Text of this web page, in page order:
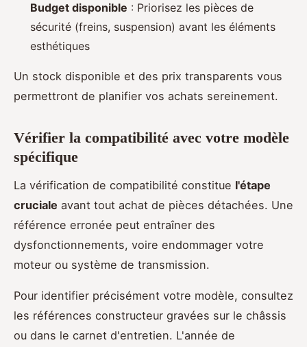
Budget disponible : Priorisez les pièces de
sécurité (freins, suspension) avant les éléments
esthétiques
Un stock disponible et des prix transparents vous
permettront de planifier vos achats sereinement.
Vérifier la compatibilité avec votre modèle
spécifique
La vérification de compatibilité constitue l'étape
cruciale avant tout achat de pièces détachées. Une
référence erronée peut entraîner des
dysfonctionnements, voire endommager votre
moteur ou système de transmission.
Pour identifier précisément votre modèle, consultez
les références constructeur gravées sur le châssis
ou dans le carnet d'entretien. L'année de